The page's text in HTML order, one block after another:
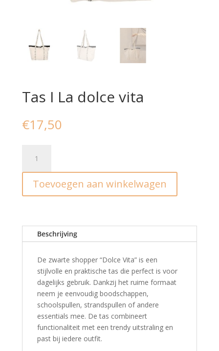
Tas I La dolce vita
€17,50
La
dolce
vita
Toevoegen aan winkelwagen
Beschrijving
De zwarte shopper “Dolce Vita” is een
stijlvolle en praktische tas die perfect is voor
dagelijks gebruik. Dankzij het ruime formaat
neem je eenvoudig boodschappen,
schoolspullen, strandspullen of andere
essentials mee. De tas combineert
functionaliteit met een trendy uitstraling en
past bij iedere outfit.